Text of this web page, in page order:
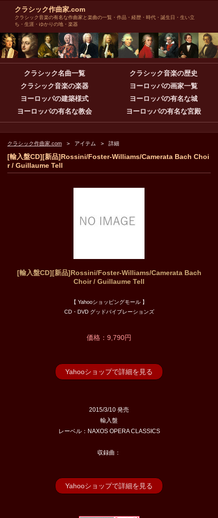
クラシック作曲家.com
クラシック音楽の有名な作曲家と楽曲の一覧・作品・経歴・時代・誕生日・生い立
ち・生涯・ゆかりの地・楽器
クラシック名曲一覧
クラシック音楽の歴史
クラシック音楽の楽器
ヨーロッパの画家一覧
ヨーロッパの建築様式
ヨーロッパの有名な城
ヨーロッパの有名な教会
ヨーロッパの有名な宮殿
クラシック作曲家.com アイテム 詳細
[輸入盤CD][新品]Rossini/Foster-Williams/Camerata Bach Choi
r / Guillaume Tell
[輸入盤CD][新品]Rossini/Foster-Williams/Camerata Bach
Choir / Guillaume Tell
【 Yahooショッピングモール 】
CD・DVD グッドバイブレーションズ
価格：9,790円
Yahooショップで詳細を見る
2015/3/10 発売
輸入盤
レーベル：NAXOS OPERA CLASSICS
収録曲：
Yahooショップで詳細を見る